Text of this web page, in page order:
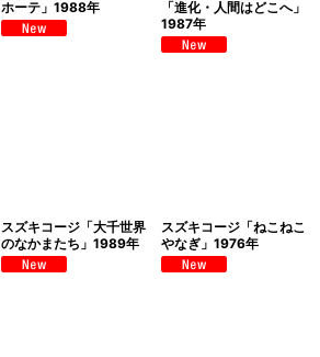
ホーテ」1988年
「進化・人間はどこへ」
1987年
スズキコージ「大千世界
のなかまたち」1989年
スズキコージ「ねこねこ
やなぎ」1976年